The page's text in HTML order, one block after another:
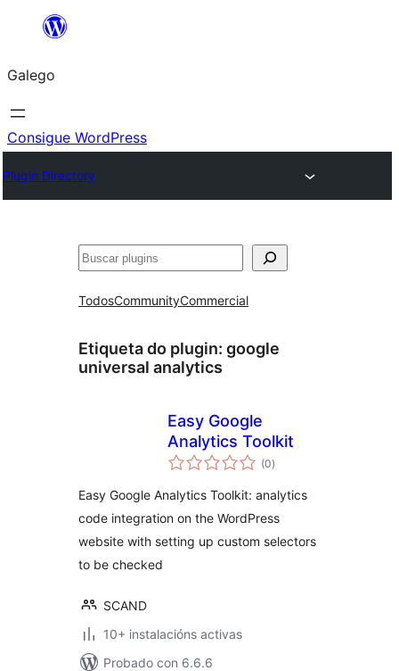
Saltar
contido
Galego
Consigue WordPress
Plugin Directory
Buscar
TodosCommunityCommercial
Etiqueta do plugin: google
universal analytics
Easy Google
Analytics Toolkit
(0valoracións
totais
)
Easy Google Analytics Toolkit: analytics
code integration on the WordPress
website with setting up custom selectors
to be checked
SCAND
10+ instalacións activas
Probado con 6.6.6